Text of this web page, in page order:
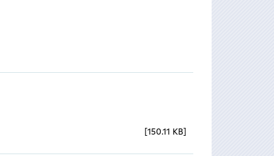
150.11 KB